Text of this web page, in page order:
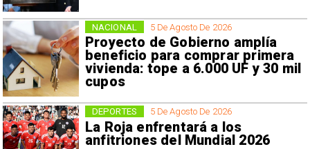
5 De Agosto De 2026
Proyecto de Gobierno amplía
beneficio para comprar primera
vivienda: tope a 6.000 UF y 30 mil
cupos
NACIONAL
5 De Agosto De 2026
La Roja enfrentará a los
anfitriones del Mundial 2026
DEPORTES